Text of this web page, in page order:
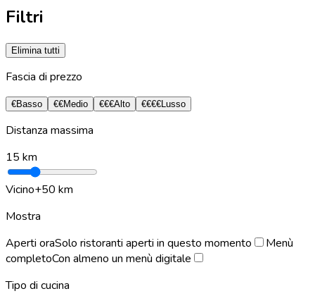
Filtri
Elimina tutti
Fascia di prezzo
€Basso €€Medio €€€Alto €€€€Lusso
Distanza massima
15 km
Vicino+50 km
Mostra
Aperti oraSolo ristoranti aperti in questo momento
Menù
completoCon almeno un menù digitale
Tipo di cucina